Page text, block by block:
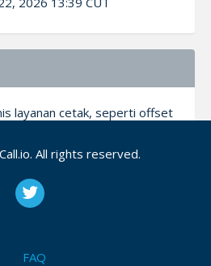
layanan cetak, seperti offset
Setiap jenis layanan
dengan kebutuhan dan
kebutuhan personal
All rights reserved.
FAQ